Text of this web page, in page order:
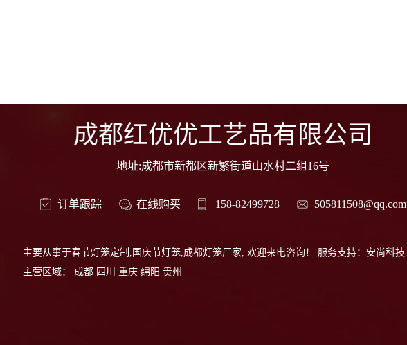
成都红优优工艺品有限公司
地址:成都市新都区新繁街道山水村二组16号
订单跟踪 在线购买 158-82499728 505811508@qq.com
主要从事于春节灯笼定制 国庆节灯笼 成都灯笼厂家 , 欢迎来电咨询！ 服务支持： 安尚科技
主营区域： 成都 四川 重庆 绵阳 贵州